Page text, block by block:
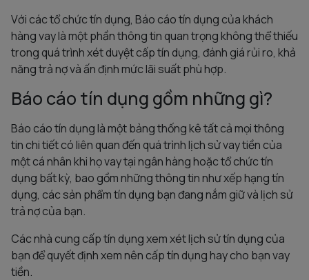
Với các tổ chức tín dụng, Báo cáo tín dụng của khách
hàng vay là một phần thông tin quan trọng không thể thiếu
trong quá trình xét duyệt cấp tín dụng, đánh giá rủi ro, khả
năng trả nợ và ấn định mức lãi suất phù hợp.
Báo cáo tín dụng gồm những gì?
Báo cáo tín dụng là một bảng thống kê tất cả mọi thông
tin chi tiết có liên quan đến quá trình lịch sử vay tiền của
một cá nhân khi họ vay tại ngân hàng hoặc tổ chức tín
dụng bất kỳ, bao gồm những thông tin như xếp hạng tín
dụng, các sản phẩm tín dụng bạn đang nắm giữ và lịch sử
trả nợ của bạn.
Các nhà cung cấp tín dụng xem xét lịch sử tín dụng của
bạn để quyết định xem nên cấp tín dụng hay cho bạn vay
tiền.